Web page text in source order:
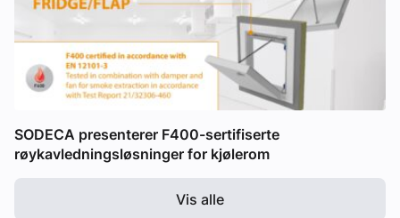
SODECA presenterer F400-sertifiserte
røykavledningsløsninger for kjølerom
Vis alle